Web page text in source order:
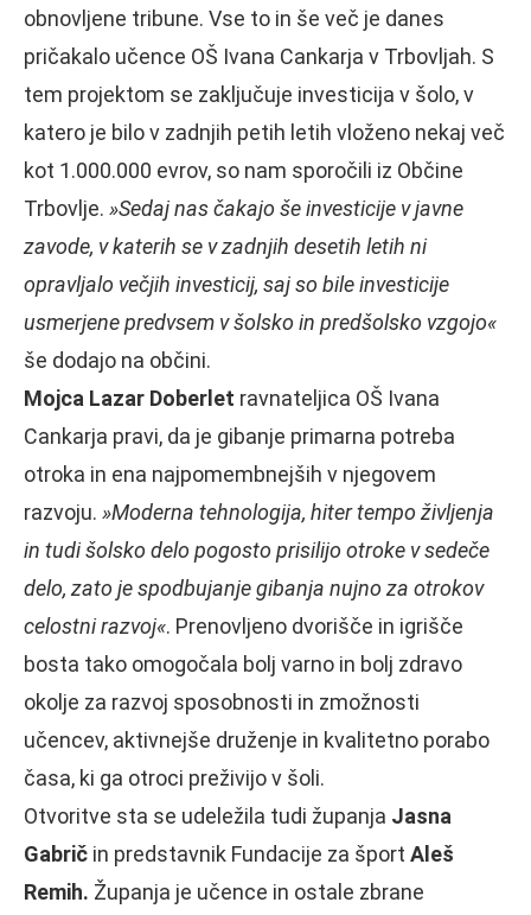
obnovljene tribune. Vse to in še več je danes
pričakalo učence OŠ Ivana Cankarja v Trbovljah. S
tem projektom se zaključuje investicija v šolo, v
katero je bilo v zadnjih petih letih vloženo nekaj več
kot 1.000.000 evrov, so nam sporočili iz Občine
Trbovlje. »Sedaj nas čakajo še investicije v javne
zavode, v katerih se v zadnjih desetih letih ni
opravljalo večjih investicij, saj so bile investicije
usmerjene predvsem v šolsko in predšolsko vzgojo«
še dodajo na občini.
Mojca Lazar Doberlet ravnateljica OŠ Ivana
Cankarja pravi, da je gibanje primarna potreba
otroka in ena najpomembnejših v njegovem
razvoju. »Moderna tehnologija, hiter tempo življenja
in tudi šolsko delo pogosto prisilijo otroke v sedeče
delo, zato je spodbujanje gibanja nujno za otrokov
celostni razvoj«. Prenovljeno dvorišče in igrišče
bosta tako omogočala bolj varno in bolj zdravo
okolje za razvoj sposobnosti in zmožnosti
učencev, aktivnejše druženje in kvalitetno porabo
časa, ki ga otroci preživijo v šoli.
Otvoritve sta se udeležila tudi županja Jasna
Gabrič in predstavnik Fundacije za šport Aleš
Remih. Županja je učence in ostale zbrane